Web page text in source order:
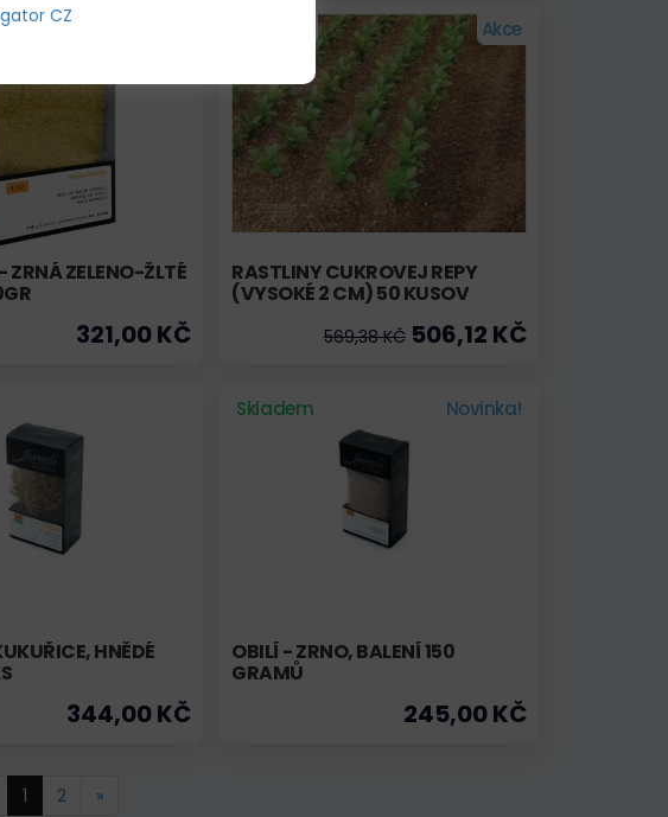
ZRNÁ ZELENO-ŽLTÉ
321,00 KČ
Akce
RASTLINY CUKROVEJ REPY
(VYSOKÉ 2 CM) 50 KUSOV
569,38 KČ506,12 KČ
HNĚDÉ
344,00 KČ
Skladem Novinka!
OBILÍ - ZRNO, BALENÍ 150
GRAMŮ
245,00 KČ
1 2 »
CZ